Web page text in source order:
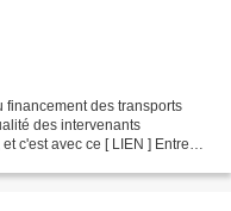
financement des transports
des intervenants
c'est avec ce [ LIEN ] Entre